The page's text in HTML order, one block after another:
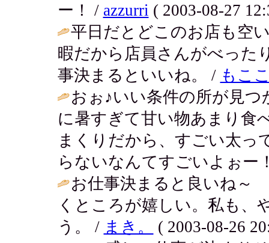
ー！ / azzurri ( 2003-08-27
平日だとどこのお店も空
暇だから店員さんがべった
事決まるといいね。 / もこ
おぉ♪いい条件の所が見
に暑すぎて甘い物あまり食
まくりだから、すごい太っ
らないなんてすごいよぉー
お仕事決まると良いね～
くところが嬉しい。私も、
う。 / まき。
( 2003-08-26